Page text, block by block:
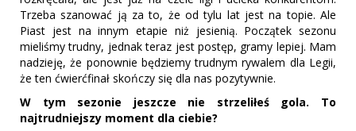
Trzeba szanować ją za to, że od tylu lat jest na topie. Ale
Piast jest na innym etapie niż jesienią. Początek sezonu
mieliśmy trudny, jednak teraz jest postęp, gramy lepiej. Mam
nadzieję, że ponownie będziemy trudnym rywalem dla Legii,
że ten ćwierćfinał skończy się dla nas pozytywnie.
W tym sezonie jeszcze nie strzeliłeś gola. To
najtrudniejszy moment dla ciebie?